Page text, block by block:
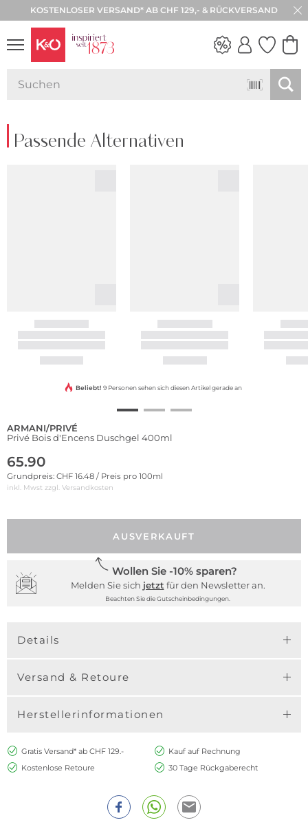
KOSTENLOSER VERSAND* AB CHF 129,- & RÜCKVERSAND
30 TAGE RÜCKGABE
Passende Alternativen
Beliebt! 9 Personen sehen sich diesen Artikel gerade an
ARMANI/PRIVÉ
Privé Bois d'Encens Duschgel 400ml
65.90
Grundpreis: CHF 16.48 / Preis pro 100ml
inkl. Mwst zzgl. Versandkosten
AUSVERKAUFT
Wollen Sie -10% sparen?
Melden Sie sich jetzt für den Newsletter an.
Beachten Sie die Gutscheinbedingungen.
Details
Versand & Retoure
Herstellerinformationen
Gratis Versand* ab CHF 129.-
Kauf auf Rechnung
Kostenlose Retoure
30 Tage Rückgaberecht